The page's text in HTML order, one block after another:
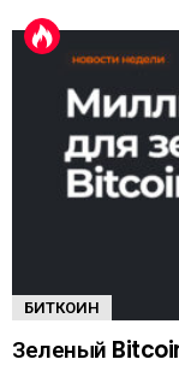
БИТКОИН
Зеленый